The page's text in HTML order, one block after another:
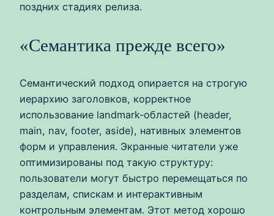
поздних стадиях релиза.
«Семантика прежде всего»
Семантический подход опирается на строгую
иерархию заголовков, корректное
использование landmark‑областей (header,
main, nav, footer, aside), нативных элементов
форм и управления. Экранные читатели уже
оптимизированы под такую структуру:
пользователи могут быстро перемещаться по
разделам, спискам и интерактивным
контрольным элементам. Этот метод хорошо